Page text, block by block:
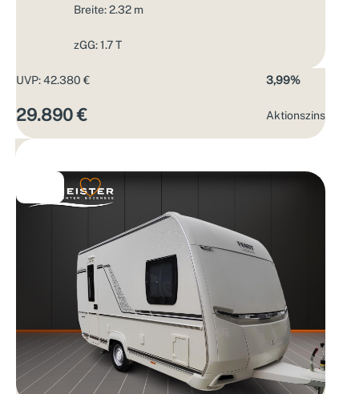
Breite: 2.32 m
zGG: 1.7 T
UVP: 42.380 €
29.890 €
3,99%
Aktions­zins